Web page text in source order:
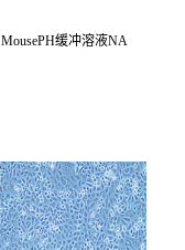
MousePH缓冲溶液NA